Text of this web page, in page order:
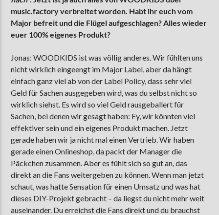
music.factory verbreitet worden. Habt ihr euch vom
Major befreit und die Flügel aufgeschlagen? Alles wieder
euer 100% eigenes Produkt?
Jonas: WOODKIDS ist was völlig anderes. Wir fühlten uns
nicht wirklich eingeengt im Major Label, aber da hängt
einfach ganz viel ab von der Label Policy, dass sehr viel
Geld für Sachen ausgegeben wird, was du selbst nicht so
wirklich siehst. Es wird so viel Geld rausgeballert für
Sachen, bei denen wir gesagt haben: Ey, wir könnten viel
effektiver sein und ein eigenes Produkt machen. Jetzt
gerade haben wir ja nicht mal einen Vertrieb. Wir haben
gerade einen Onlineshop, da packt der Manager die
Päckchen zusammen. Aber es fühlt sich so gut an, das
direkt an die Fans weitergeben zu können. Wenn man jetzt
schaut, was hatte Sensation für einen Umsatz und was hat
dieses DIY-Projekt gebracht – da liegst du nicht mehr weit
auseinander. Du erreichst die Fans direkt und du brauchst